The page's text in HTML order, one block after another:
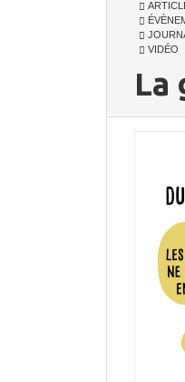
VIDÉO
La